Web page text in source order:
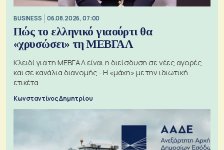
BUSINESS 06.08.2026, 07:00
Πώς το ελληνικό γιαούρτι θα
«χρυσώσει» τη ΜΕΒΓΑΛ
Κλειδί για τη ΜΕΒΓΑΛ είναι η διείσδυση σε νέες αγορές
και σε κανάλια διανομής - Η «μάχη» με την ιδιωτική
ετικέτα
Κωνσταντίνος Δημητρίου